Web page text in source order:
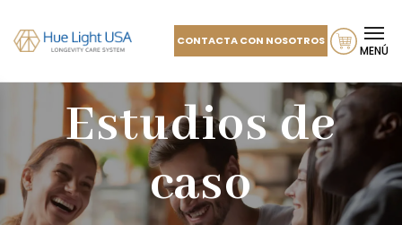
CONTACTA CON NOSOTROS
MENÚ
Estudios de
caso